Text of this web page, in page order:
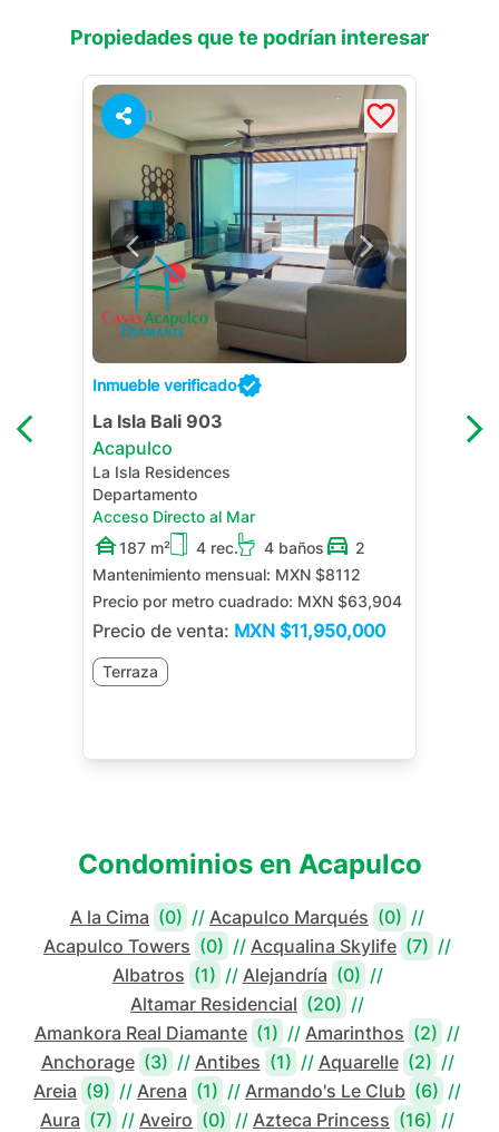
Propiedades que te podrían interesar
1
Inmueble verificado
La Isla Bali 903
Acapulco
La Isla Residences
Departamento
Acceso Directo al Mar
187 m²
4 rec. 4 baños
2
Mantenimiento mensual: MXN $8112
Precio por metro cuadrado: MXN $63,904
Precio de venta: MXN $11,950,000
Terraza
Condominios en Acapulco
A la Cima (0) // Acapulco Marqués (0) //
Acapulco Towers (0) // Acqualina Skylife (7) //
Albatros (1) // Alejandría (0) //
Altamar Residencial (20) //
Amankora Real Diamante (1) // Amarinthos (2) //
Anchorage (3) // Antibes (1) // Aquarelle (2) //
Areia (9) // Arena (1) // Armando's Le Club (6) //
Aura (7) // Aveiro (0) // Azteca Princess (16) //